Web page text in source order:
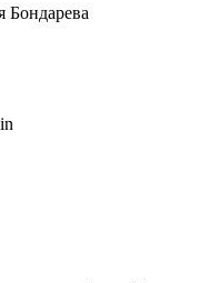
Бондарева